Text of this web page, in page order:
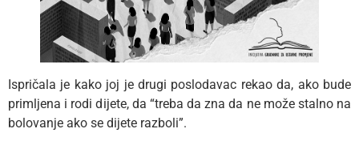
Ispričala je kako joj je drugi poslodavac rekao da, ako bude
primljena i rodi dijete, da “treba da zna da ne može stalno na
bolovanje ako se dijete razboli”.